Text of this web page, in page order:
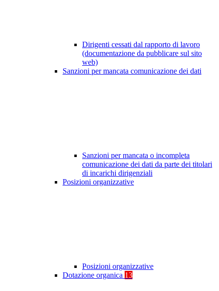
Dirigenti cessati dal rapporto di lavoro
(documentazione da pubblicare sul sito
web)
Sanzioni per mancata comunicazione dei dati
Sanzioni per mancata o incompleta
comunicazione dei dati da parte dei titolari
di incarichi dirigenziali
Posizioni organizzative
Posizioni organizzative
Dotazione organica 13